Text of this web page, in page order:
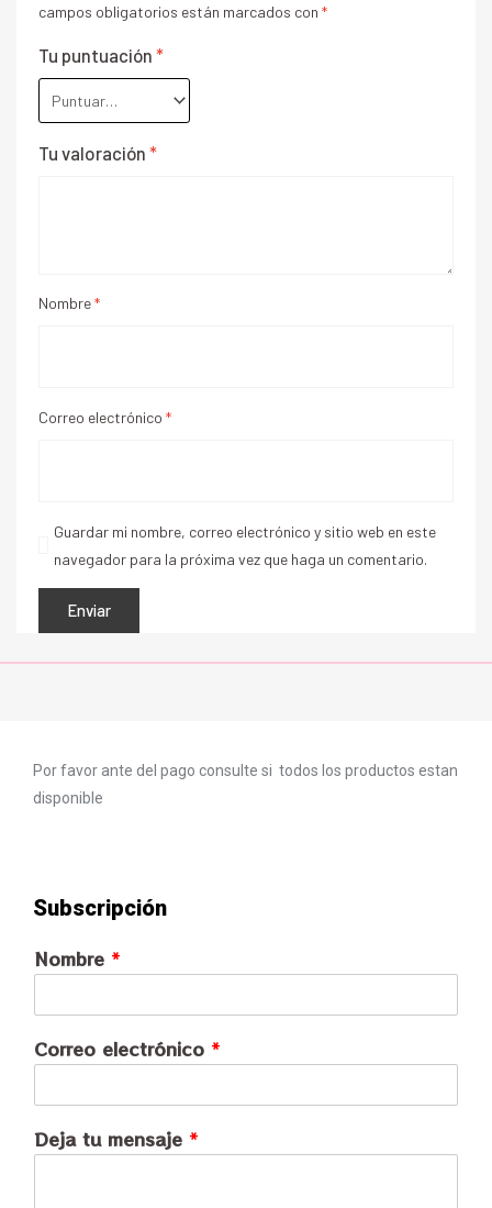
campos obligatorios están marcados con *
Tu puntuación *
Tu valoración *
Nombre*
Correo electrónico *
Guardar mi nombre, correo electrónico y sitio web en este
navegador para la próxima vez que haga un comentario.
Por favor ante del pago consulte si todos los productos estan
disponible
Subscripción
Nombre *
Correo electrónico *
Deja tu mensaje *